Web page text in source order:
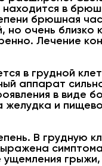
в
брюшная
очень близко
Лечение
в грудной
аппарат
в виде
и
В грудную